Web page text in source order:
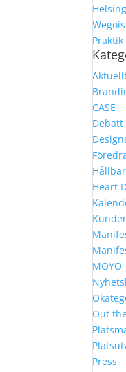
CASE
Debatt
Heart
Kunder
MOYO
Out
Press